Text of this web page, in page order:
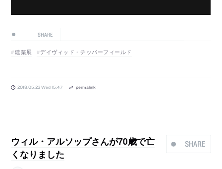
SHARE
建築展 デイヴィッド・チッパーフィールド
2018.05.23 Wed 15:47 permalink
SHARE
ウィル・アルソップさんが70歳で亡
くなりました